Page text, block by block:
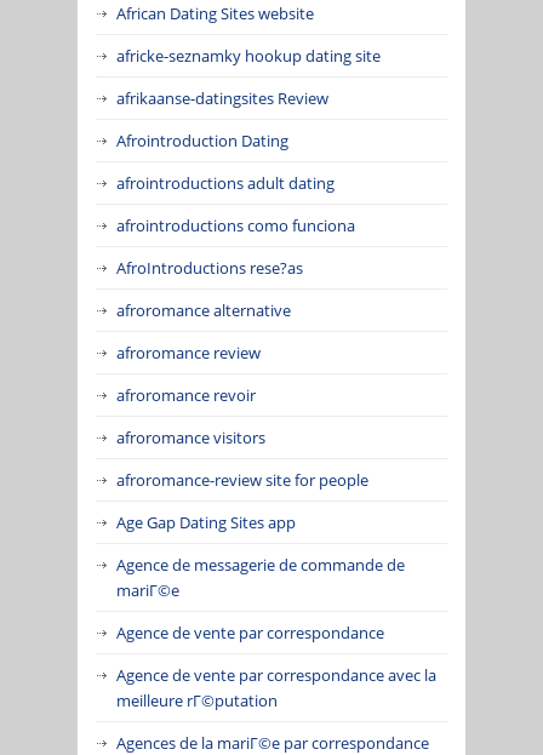
African Dating Sites website
africke-seznamky hookup dating site
afrikaanse-datingsites Review
Afrointroduction Dating
afrointroductions adult dating
afrointroductions como funciona
AfroIntroductions rese?as
afroromance alternative
afroromance review
afroromance revoir
afroromance visitors
afroromance-review site for people
Age Gap Dating Sites app
Agence de messagerie de commande de
mariГ©e
Agence de vente par correspondance
Agence de vente par correspondance avec la
meilleure rГ©putation
Agences de la mariГ©e par correspondance